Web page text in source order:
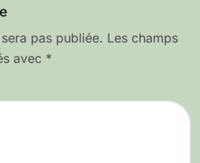
pas publiée. Les champs
avec *